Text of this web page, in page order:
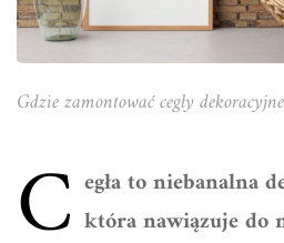
Gdzie zamontować cegły
C egła to niebanalna
która nawiązuje do